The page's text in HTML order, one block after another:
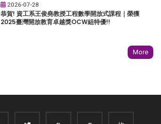
2026-07-28
恭賀! 資工系王俊堯教授工程數學開放式課程｜榮獲
2025臺灣開放教育卓越獎OCW組特優!!
More